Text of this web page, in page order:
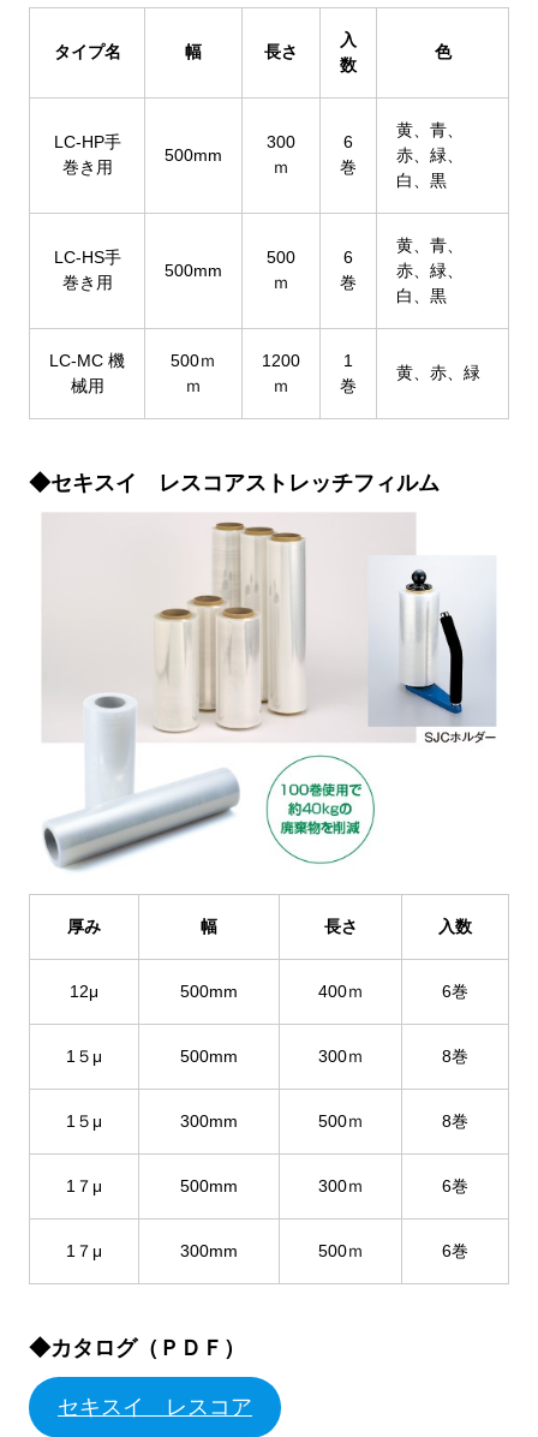
タイプ名 幅 長さ
入
数
色
LC-HP手
巻き用
500mm
300
ｍ
6
巻
黄、青、
赤、緑、
白、黒
LC-HS手
巻き用
500mm
500
ｍ
6
巻
黄、青、
赤、緑、
白、黒
LC-MC 機
械用
500ｍ
ｍ
1200
ｍ
1
巻
黄、赤、緑
◆セキスイ レスコアストレッチフィルム
厚み 幅 長さ 入数
12μ 500mm 400ｍ 6巻
1５μ 500mm 300ｍ 8巻
1５μ 300mm 500ｍ 8巻
1７μ 500mm 300ｍ 6巻
1７μ 300mm 500ｍ 6巻
◆カタログ（ＰＤＦ）
セキスイ レスコア